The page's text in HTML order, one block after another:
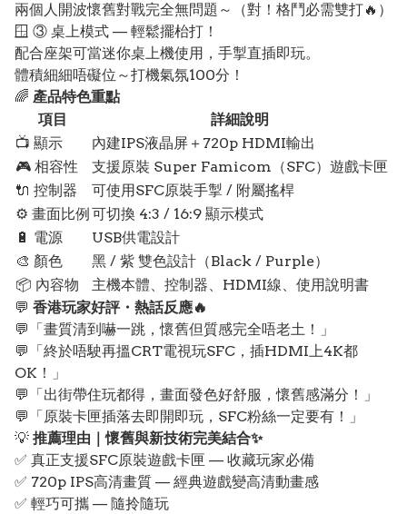
兩個人開波懷舊對戰完全無問題～（對！格鬥必需雙打🔥）
🪟 ③ 桌上模式 — 輕鬆擺枱打！
配合座架可當迷你桌上機使用，手掣直插即玩。
體積細細唔礙位～打機氣氛100分！
🌈 產品特色重點
項目
詳細說明
📺 顯示
內建IPS液晶屏＋720p HDMI輸出
🎮 相容性
支援原裝 Super Famicom（SFC）遊戲卡匣
🔌 控制器
可使用SFC原裝手掣 / 附屬搖桿
⚙️ 畫面比例 可切換 4:3 / 16:9 顯示模式
🔋 電源
USB供電設計
🎨 顏色
黑 / 紫 雙色設計（Black / Purple）
📦 內容物
主機本體、控制器、HDMI線、使用說明書
💬 香港玩家好評・熱話反應🔥
💬「畫質清到嚇一跳，懷舊但質感完全唔老土！」
💬「終於唔駛再搵CRT電視玩SFC，插HDMI上4K都
OK！」
💬「出街帶住玩都得，畫面發色好舒服，懷舊感滿分！」
💬「原裝卡匣插落去即開即玩，SFC粉絲一定要有！」
💡 推薦理由｜懷舊與新技術完美結合✨
✅ 真正支援SFC原裝遊戲卡匣 — 收藏玩家必備
✅ 720p IPS高清畫質 — 經典遊戲變高清動畫感
✅ 輕巧可攜 — 隨拎隨玩